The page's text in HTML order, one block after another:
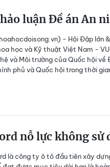
luận Đề án An
- Hội Đập lớn
học và Kỹ thuật Việt Nam -
và Môi trường của Quốc hội về
phủ và Quốc hội trong thời
nỗ lực không sử
là công ty ô tô đầu tiên xây